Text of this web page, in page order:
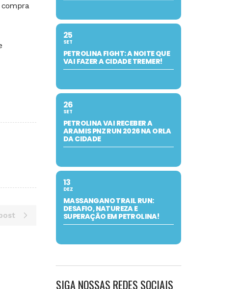
compra
25
SET
PETROLINA FIGHT: A NOITE QUE
VAI FAZER A CIDADE TREMER!
26
SET
PETROLINA VAI RECEBER A
ARAMIS PNZ RUN 2026 NA ORLA
DA CIDADE
13
DEZ
MASSANGANO TRAIL RUN:
DESAFIO, NATUREZA E
SUPERAÇÃO EM PETROLINA!
SIGA NOSSAS REDES SOCIAIS